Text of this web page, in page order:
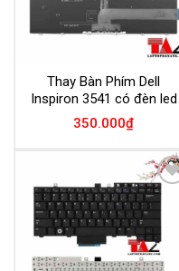
Thay Bàn Phím Dell
Inspiron 3541 có đèn led
350.000₫
Add to
Wishlist